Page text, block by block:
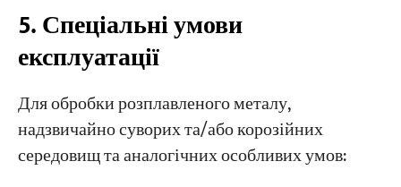
5. Спеціальні умови
експлуатації
Для обробки розплавленого металу,
надзвичайно суворих та/або корозійних
середовищ та аналогічних особливих умов: